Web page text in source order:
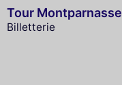
Tour Montparnasse
Billetterie